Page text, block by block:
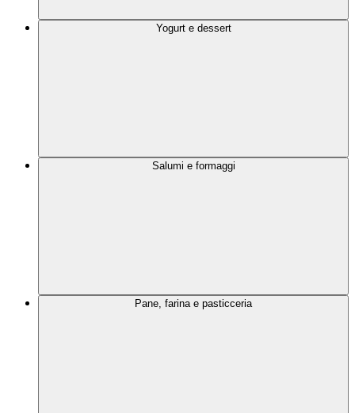
Yogurt e dessert
Salumi e formaggi
Pane, farina e pasticceria